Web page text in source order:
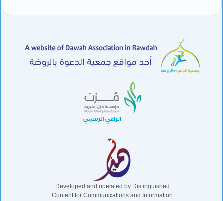
Developed and operated by Distinguished
Content for Communications and Information